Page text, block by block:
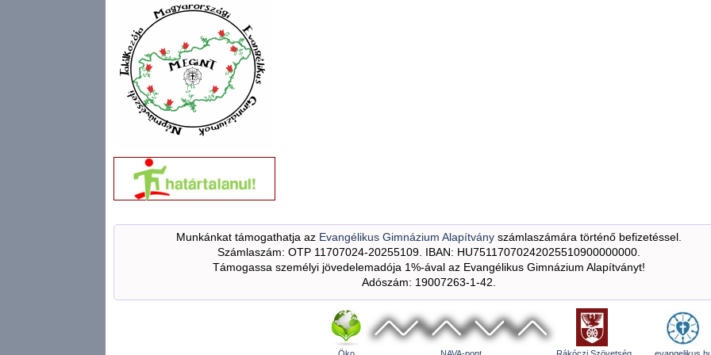
Munkánkat támogathatja az Evangélikus Gimnázium Alapítványszámlaszámára történő befizetéssel.
Számlaszám: OTP 11707024-20255109. IBAN: HU75117070242025510900000000.
Támogassa személyi jövedelemadója 1%-ával az Evangélikus Gimnázium Alapítványt!
Adószám: 19007263-1-42.